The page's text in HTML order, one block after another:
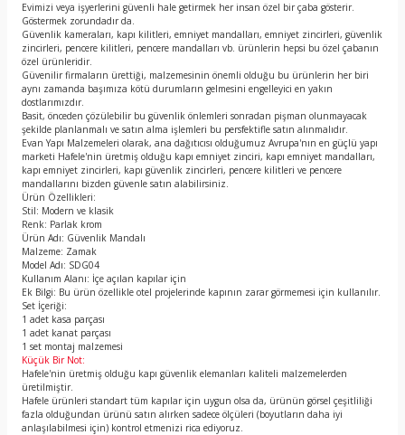
Evimizi veya işyerlerini güvenli hale getirmek her insan özel bir çaba gösterir.
Göstermek zorundadır da.
Güvenlik kameraları, kapı kilitleri, emniyet mandalları, emniyet zincirleri, güvenlik
zincirleri, pencere kilitleri, pencere mandalları vb. ürünlerin hepsi bu özel çabanın
özel ürünleridir.
Güvenilir firmaların ürettiği, malzemesinin önemli olduğu bu ürünlerin her biri
aynı zamanda başımıza kötü durumların gelmesini engelleyici en yakın
dostlarımızdır.
Basit, önceden çözülebilir bu güvenlik önlemleri sonradan pişman olunmayacak
şekilde planlanmalı ve satın alma işlemleri bu persfektifle satın alınmalıdır.
Evan Yapı Malzemeleri olarak, ana dağıtıcısı olduğumuz Avrupa'nın en güçlü yapı
marketi Hafele'nin üretmiş olduğu kapı emniyet zinciri, kapı emniyet mandalları,
kapı emniyet zincirleri, kapı güvenlik zincirleri, pencere kilitleri ve pencere
mandallarını bizden güvenle satın alabilirsiniz.
Ürün Özellikleri:
Stil: Modern ve klasik
Renk: Parlak krom
Ürün Adı: Güvenlik Mandalı
Malzeme: Zamak
Model Adı: SDG04
Kullanım Alanı: İçe açılan kapılar için
Ek Bilgi: Bu ürün özellikle otel projelerinde kapının zarar görmemesi için kullanılır.
Set İçeriği:
1 adet kasa parçası
1 adet kanat parçası
1 set montaj malzemesi
Küçük Bir Not:
Hafele'nin üretmiş olduğu kapı güvenlik elemanları kaliteli malzemelerden
üretilmiştir.
Hafele ürünleri standart tüm kapılar için uygun olsa da, ürünün görsel çeşitliliği
fazla olduğundan ürünü satın alırken sadece ölçüleri (boyutların daha iyi
anlaşılabilmesi için) kontrol etmenizi rica ediyoruz.